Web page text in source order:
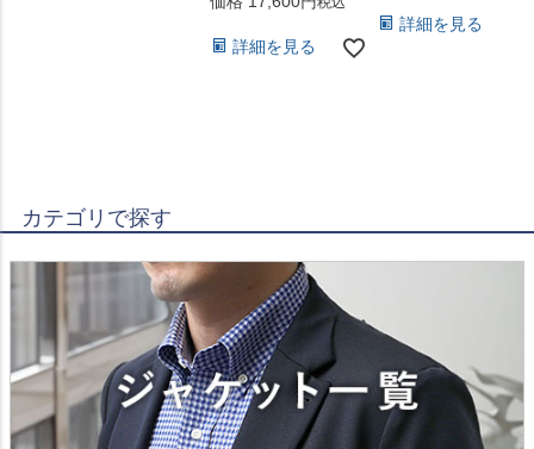
詳細を見る
詳細を見る
カテゴリで探す